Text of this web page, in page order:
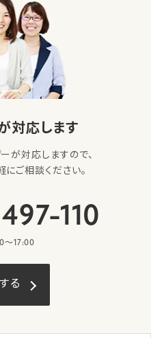
対応します
が対応しますので、
ご相談ください。
110
〜17:00
る